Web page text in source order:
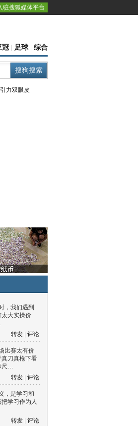
驻搜狐媒体平台
冠 足球 综合
引力双眼皮
，我们遇到
大实操价
转发
评论
比赛太有价
刀真枪下看
尺…
转发
评论
，是学习和
学习作为人
转发
评论